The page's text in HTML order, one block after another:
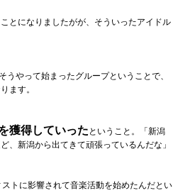
とになりましたがが、そういったアイドル
やって始まったグループということで、
ます。
獲得していった ということ。「新潟
、新潟から出てきて頑張っているんだな」
トに影響されて音楽活動を始めたんだとい